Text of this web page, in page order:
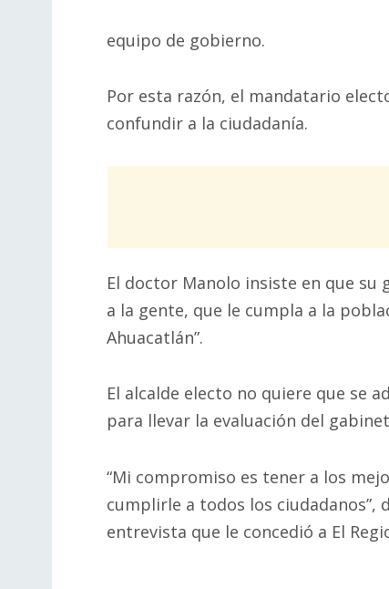
equipo de gobierno.
Por esta razón, el mandatario
confundir a la ciudadanía.
El doctor Manolo insiste en que su
a la gente, que le cumpla a la
Ahuacatlán”.
El alcalde electo no quiere que se
para llevar la evaluación del
“Mi compromiso es tener a los
cumplirle a todos los ciudadanos”,
entrevista que le concedió a El